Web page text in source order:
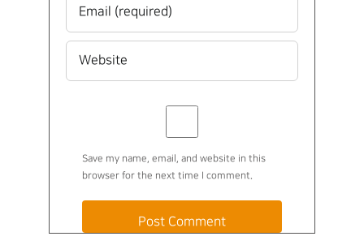
Save my name, email, and website in this
browser for the next time I comment.